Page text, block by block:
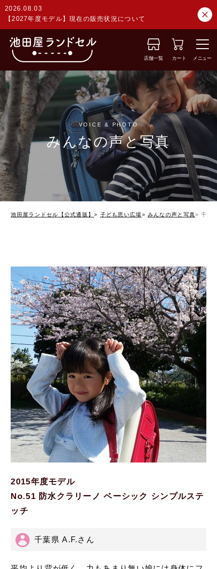
2026.08.03
【2027年度モデル】現在の販売状況について
店舗一覧 カート メニュー
VOICE & PHOTO
みんなの声と写真
池田屋ランドセル【公式通販】 子ども思い広場 みんなの声と写真 千葉
2015年度モデル
No.51 防水クラリーノ ベーシック シンプルステ
ッチ
千葉県 A.F.さん